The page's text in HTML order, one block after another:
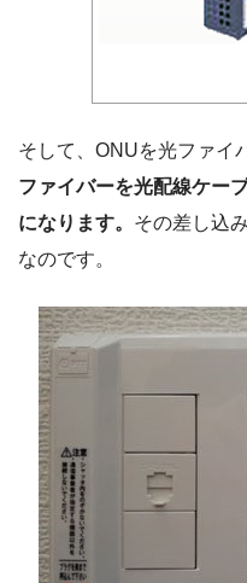
そして、ONUを光ファイ
ファイバーを光配線ケー
になります。 その差し込
なのです。